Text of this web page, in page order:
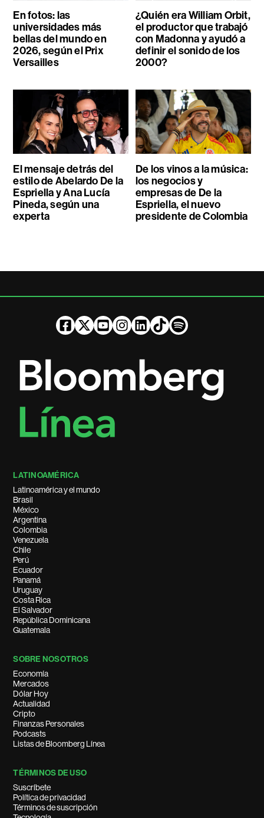
En fotos: las
universidades más
bellas del mundo en
2026, según el Prix
Versailles
¿Quién era William Orbit,
el productor que trabajó
con Madonna y ayudó a
definir el sonido de los
2000?
El mensaje detrás del
estilo de Abelardo De la
Espriella y Ana Lucía
Pineda, según una
experta
De los vinos a la música:
los negocios y
empresas de De la
Espriella, el nuevo
presidente de Colombia
LATINOAMÉRICA
Latinoamérica y el mundo
Brasil
México
Argentina
Colombia
Venezuela
Chile
Perú
Ecuador
Panamá
Uruguay
Costa Rica
El Salvador
República Dominicana
Guatemala
SOBRE NOSOTROS
Economía
Mercados
Dólar Hoy
Actualidad
Cripto
Finanzas Personales
Podcasts
Listas de Bloomberg Línea
TÉRMINOS DE USO
Suscríbete
Política de privacidad
Términos de suscripción